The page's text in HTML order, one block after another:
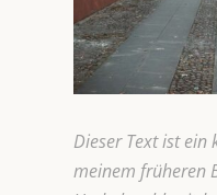
Dieser Text ist ein
meinem früheren